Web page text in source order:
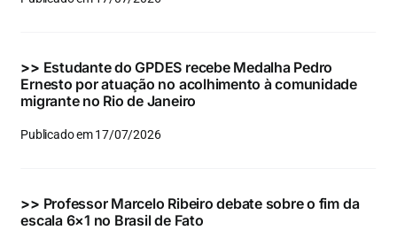
Eventos e Certificados
Buscar
para:
>> Estudante do GPDES recebe Medalha Pedro
Ernesto por atuação no acolhimento à comunidade
migrante no Rio de Janeiro
Publicado em 17/07/2026
>> Professor Marcelo Ribeiro debate sobre o fim da
escala 6×1 no Brasil de Fato